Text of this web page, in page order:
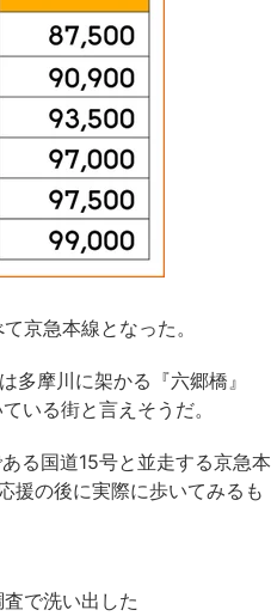
京急本線となった。
多摩川に架かる『六郷橋』
いる街と言えそうだ。
る国道15号と並走する京急本
援の後に実際に歩いてみるも
で洗い出した